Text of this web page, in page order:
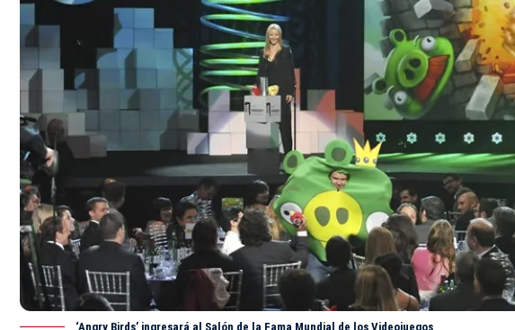
‘Angry Birds’ ingresará al Salón de la Fama Mundial de los Videojuegos